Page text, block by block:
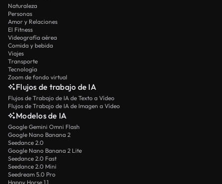
Naturaleza
Personas
Amor y Relaciones
El Fitness
Videografía aérea
Comida y bebida
Viajes
Transporte
Tecnología
Zoom de fondo virtual
Flujos de trabajo de IA
Flujos de Trabajo de IA de Texto a Vídeo
Flujos de Trabajo de IA de Imagen a Vídeo
Modelos de IA
Google Gemini Omni Flash
Google Nano Banana 2
Seedance 2.0
Google Nano Banana 2 Lite
Seedance 2.0 Fast
Seedance 2.0 Mini
Seedream 5.0 Pro
Happy Horse 1.1